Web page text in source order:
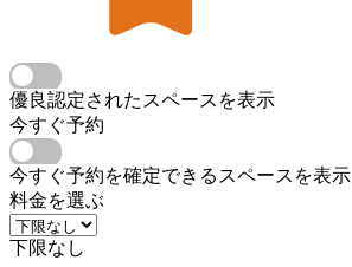
優良認定されたスペースを表示
今すぐ予約
今すぐ予約を確定できるスペースを表示
料金を選ぶ
下限なし